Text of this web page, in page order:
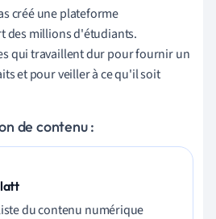
créé une plateforme
des millions d'étudiants.
qui travaillent dur pour fournir un
et pour veiller à ce qu'il soit
de contenu :
du contenu numérique